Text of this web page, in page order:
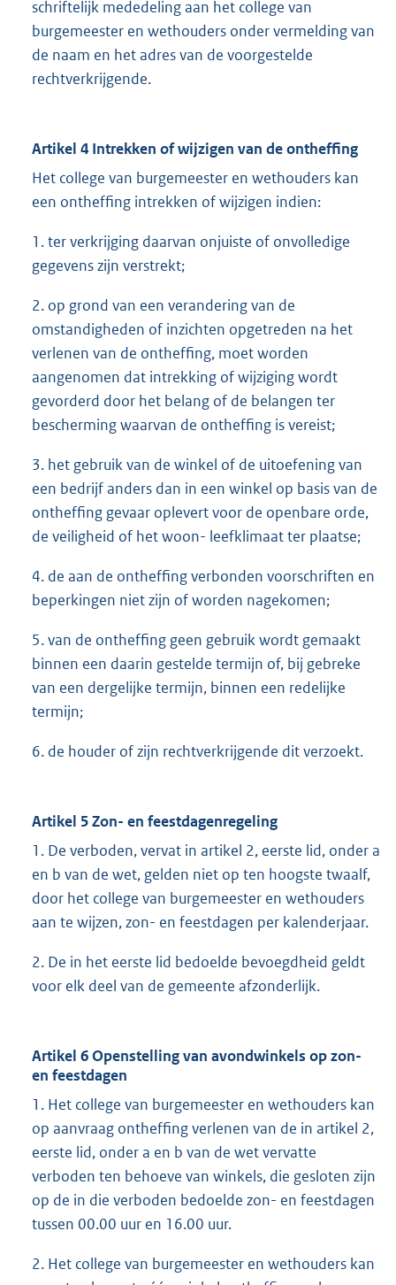
schriftelijk mededeling aan het college van
burgemeester en wethouders onder vermelding van
de naam en het adres van de voorgestelde
rechtverkrijgende.
Artikel 4 Intrekken of wijzigen van de ontheffing
Het college van burgemeester en wethouders kan
een ontheffing intrekken of wijzigen indien:
1. ter verkrijging daarvan onjuiste of onvolledige
gegevens zijn verstrekt;
2. op grond van een verandering van de
omstandigheden of inzichten opgetreden na het
verlenen van de ontheffing, moet worden
aangenomen dat intrekking of wijziging wordt
gevorderd door het belang of de belangen ter
bescherming waarvan de ontheffing is vereist;
3. het gebruik van de winkel of de uitoefening van
een bedrijf anders dan in een winkel op basis van de
ontheffing gevaar oplevert voor de openbare orde,
de veiligheid of het woon- leefklimaat ter plaatse;
4. de aan de ontheffing verbonden voorschriften en
beperkingen niet zijn of worden nagekomen;
5. van de ontheffing geen gebruik wordt gemaakt
binnen een daarin gestelde termijn of, bij gebreke
van een dergelijke termijn, binnen een redelijke
termijn;
6. de houder of zijn rechtverkrijgende dit verzoekt.
Artikel 5 Zon- en feestdagenregeling
1. De verboden, vervat in artikel 2, eerste lid, onder a
en b van de wet, gelden niet op ten hoogste twaalf,
door het college van burgemeester en wethouders
aan te wijzen, zon- en feestdagen per kalenderjaar.
2. De in het eerste lid bedoelde bevoegdheid geldt
voor elk deel van de gemeente afzonderlijk.
Artikel 6 Openstelling van avondwinkels op zon-
en feestdagen
1. Het college van burgemeester en wethouders kan
op aanvraag ontheffing verlenen van de in artikel 2,
eerste lid, onder a en b van de wet vervatte
verboden ten behoeve van winkels, die gesloten zijn
op de in die verboden bedoelde zon- en feestdagen
tussen 00.00 uur en 16.00 uur.
2. Het college van burgemeester en wethouders kan